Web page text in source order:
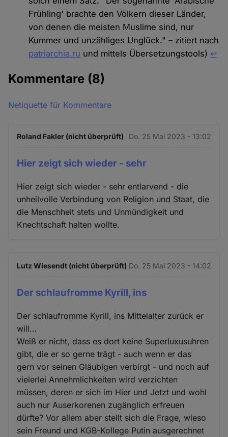
Frühling' brachte den Völkern dieser Länder,
von denen die meisten Muslime sind, nur
Kummer und unzähliges Unglück." – zitiert nach
patriarchia.ru und mittels Übersetzungstools) ↩︎
Kommentare (8)
Netiquette für Kommentare
Roland Fakler (nicht überprüft) Do. 25 Mai 2023 - 13:02
Hier zeigt sich wieder - sehr
Hier zeigt sich wieder - sehr entlarvend - die
unheilvolle Verbindung von Religion und Staat, die
die Menschheit stets und Unmündigkeit und
Knechtschaft halten wollte.
Lutz Wiesendt (nicht überprüft) Do. 25 Mai 2023 - 14:02
Der schlaufromme Kyrill, ins
Der schlaufromme Kyrill, ins Mittelalter zurück er
will…
Weiß er nicht, dass es dort keine Superluxusuhren
gibt, die er so gerne trägt - auch wenn er das
gern vor seinen Gläubigen verbirgt - und noch auf
vielerlei Annehmlichkeiten wird verzichten
müssen, deren er sich im Hier und Jetzt und wohl
auch nur Auserkorenen zugänglich erfreuen
dürfte? Vor allem aber stellt sich die Frage, wieso
sein Freund und KGB-Kollege Putin ausgerechnet